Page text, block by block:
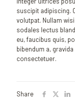
suscipit adipiscing.
volutpat. Nullam
sodales lectus
eu, faucibus quis,
bibendum a,
consectetuer.
Share